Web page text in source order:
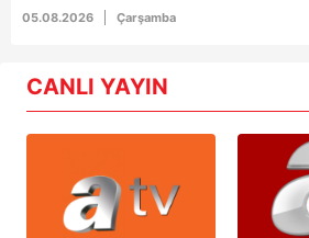
05.08.2026 Çarşamba
CANLI YAYIN